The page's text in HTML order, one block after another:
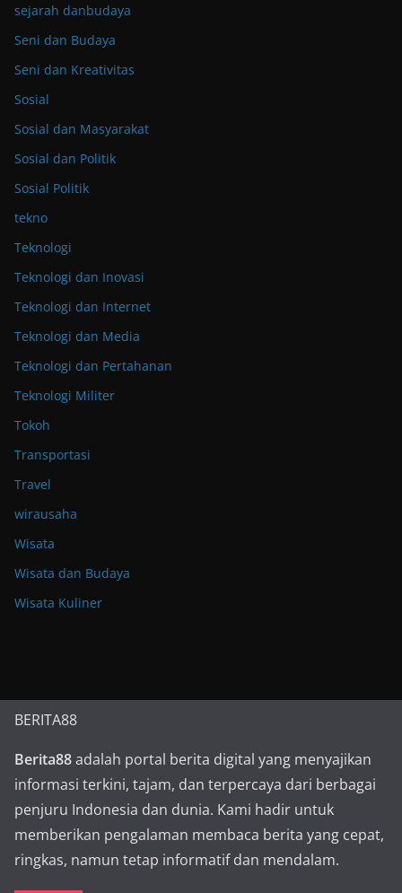
sejarah danbudaya
Seni dan Budaya
Seni dan Kreativitas
Sosial
Sosial dan Masyarakat
Sosial dan Politik
Sosial Politik
tekno
Teknologi
Teknologi dan Inovasi
Teknologi dan Internet
Teknologi dan Media
Teknologi dan Pertahanan
Teknologi Militer
Tokoh
Transportasi
Travel
wirausaha
Wisata
Wisata dan Budaya
Wisata Kuliner
BERITA88
Berita88adalah portal berita digital yang menyajikan
informasi terkini, tajam, dan terpercaya dari berbagai
penjuru Indonesia dan dunia. Kami hadir untuk
memberikan pengalaman membaca berita yang cepat,
ringkas, namun tetap informatif dan mendalam.